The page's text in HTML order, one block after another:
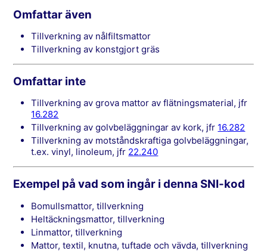
Omfattar även
tillverkning av nålfiltsmattor
tillverkning av konstgjort gräs
Omfattar inte
tillverkning av grova mattor av flätningsmaterial, jfr
16.282
tillverkning av golvbeläggningar av kork, jfr 16.282
tillverkning av motståndskraftiga golvbeläggningar,
t.ex. vinyl, linoleum, jfr 22.240
Exempel på vad som ingår i denna SNI-kod
Bomullsmattor, tillverkning
Heltäckningsmattor, tillverkning
Linmattor, tillverkning
Mattor, textil, knutna, tuftade och vävda, tillverkning